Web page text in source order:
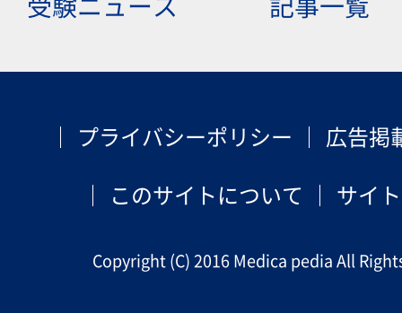
受験ニュース 記事一覧
プライバシーポリシー 広告掲
このサイトについて サイ
Copyright (C) 2016 Medica pedia All